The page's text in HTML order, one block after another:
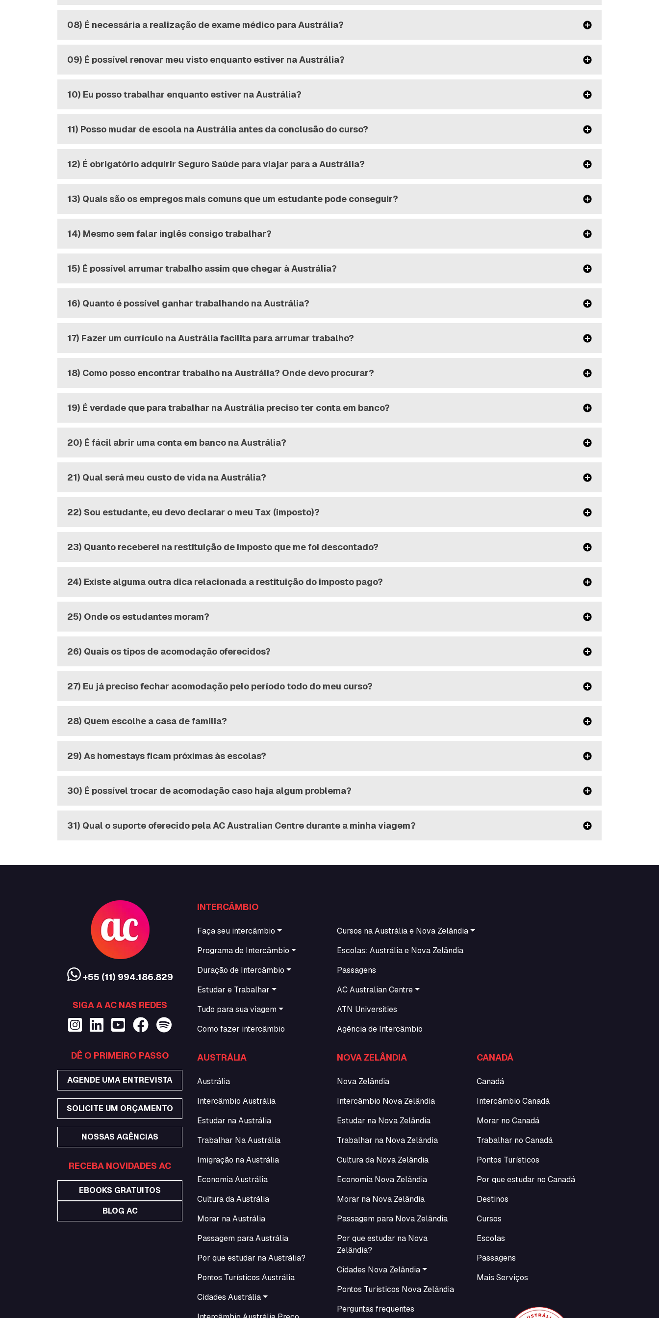
08) É necessária a realização de exame médico para Austrália?
09) É possível renovar meu visto enquanto estiver na Austrália?
10) Eu posso trabalhar enquanto estiver na Austrália?
11) Posso mudar de escola na Austrália antes da conclusão do curso?
12) É obrigatório adquirir Seguro Saúde para viajar para a Austrália?
13) Quais são os empregos mais comuns que um estudante pode conseguir?
14) Mesmo sem falar inglês consigo trabalhar?
15) É possível arrumar trabalho assim que chegar à Austrália?
16) Quanto é possível ganhar trabalhando na Austrália?
17) Fazer um currículo na Austrália facilita para arrumar trabalho?
18) Como posso encontrar trabalho na Austrália? Onde devo procurar?
19) É verdade que para trabalhar na Austrália preciso ter conta em banco?
20) É fácil abrir uma conta em banco na Austrália?
21) Qual será meu custo de vida na Austrália?
22) Sou estudante, eu devo declarar o meu Tax (imposto)?
23) Quanto receberei na restituição de imposto que me foi descontado?
24) Existe alguma outra dica relacionada a restituição do imposto pago?
25) Onde os estudantes moram?
26) Quais os tipos de acomodação oferecidos?
27) Eu já preciso fechar acomodação pelo período todo do meu curso?
28) Quem escolhe a casa de família?
29) As homestays ficam próximas às escolas?
30) É possível trocar de acomodação caso haja algum problema?
31) Qual o suporte oferecido pela AC Australian Centre durante a minha viagem?
+55 (11) 994.186.829
SIGA A AC NAS REDES
DÊ O PRIMEIRO PASSO
AGENDE UMA ENTREVISTA
SOLICITE UM ORÇAMENTO
NOSSAS AGÊNCIAS
RECEBA NOVIDADES AC
EBOOKS GRATUITOS
BLOG AC
INTERCÂMBIO
Faça seu intercâmbio
Programa de Intercâmbio
Duração de Intercâmbio
Estudar e Trabalhar
Tudo para sua viagem
Como fazer intercâmbio
Cursos na Austrália e Nova Zelândia
Escolas: Austrália e Nova Zelândia
Passagens
AC Australian Centre
ATN Universities
Agência de Intercâmbio
AUSTRÁLIA
Austrália
Intercâmbio Austrália
Estudar na Austrália
Trabalhar Na Austrália
Imigração na Austrália
Economia Austrália
Cultura da Austrália
Morar na Austrália
Passagem para Austrália
Por que estudar na Austrália?
Pontos Turísticos Austrália
Cidades Austrália
NOVA ZELÂNDIA
Nova Zelândia
Intercâmbio Nova Zelândia
Estudar na Nova Zelândia
Trabalhar na Nova Zelândia
Cultura da Nova Zelândia
Economia Nova Zelândia
Morar na Nova Zelândia
Passagem para Nova Zelândia
Por que estudar na Nova
Zelândia?
Cidades Nova Zelândia
Pontos Turísticos Nova Zelândia
Perguntas frequentes
CANADÁ
Canadá
Intercâmbio Canadá
Morar no Canadá
Trabalhar no Canadá
Pontos Turísticos
Por que estudar no Canadá
Destinos
Cursos
Escolas
Passagens
Mais Serviços